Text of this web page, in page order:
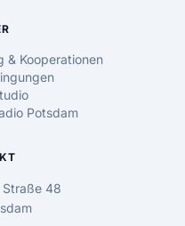
& Kooperationen
Potsdam
48